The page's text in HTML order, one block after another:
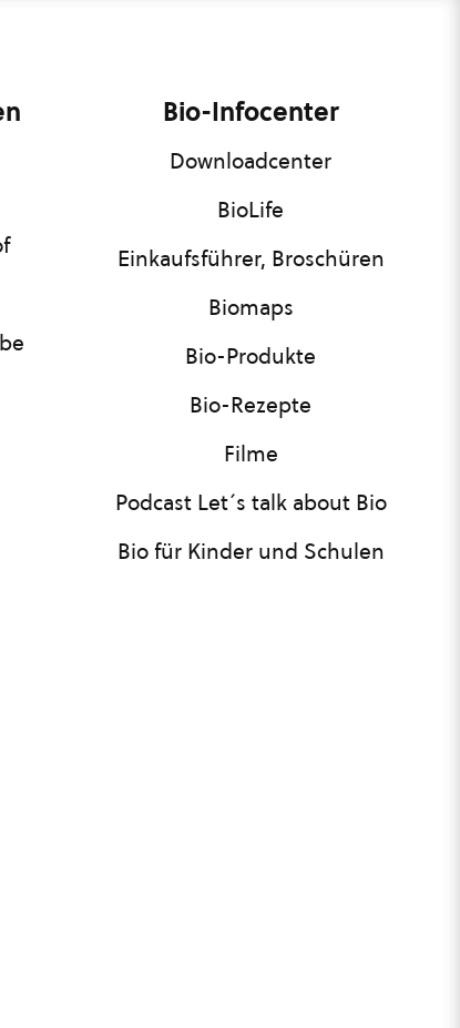
Bio-Infocenter
Downloadcenter
BioLife
Einkaufsführer, Broschüren
Biomaps
Bio-Produkte
Bio-Rezepte
Filme
Podcast Let´s talk about Bio
Bio für Kinder und Schulen